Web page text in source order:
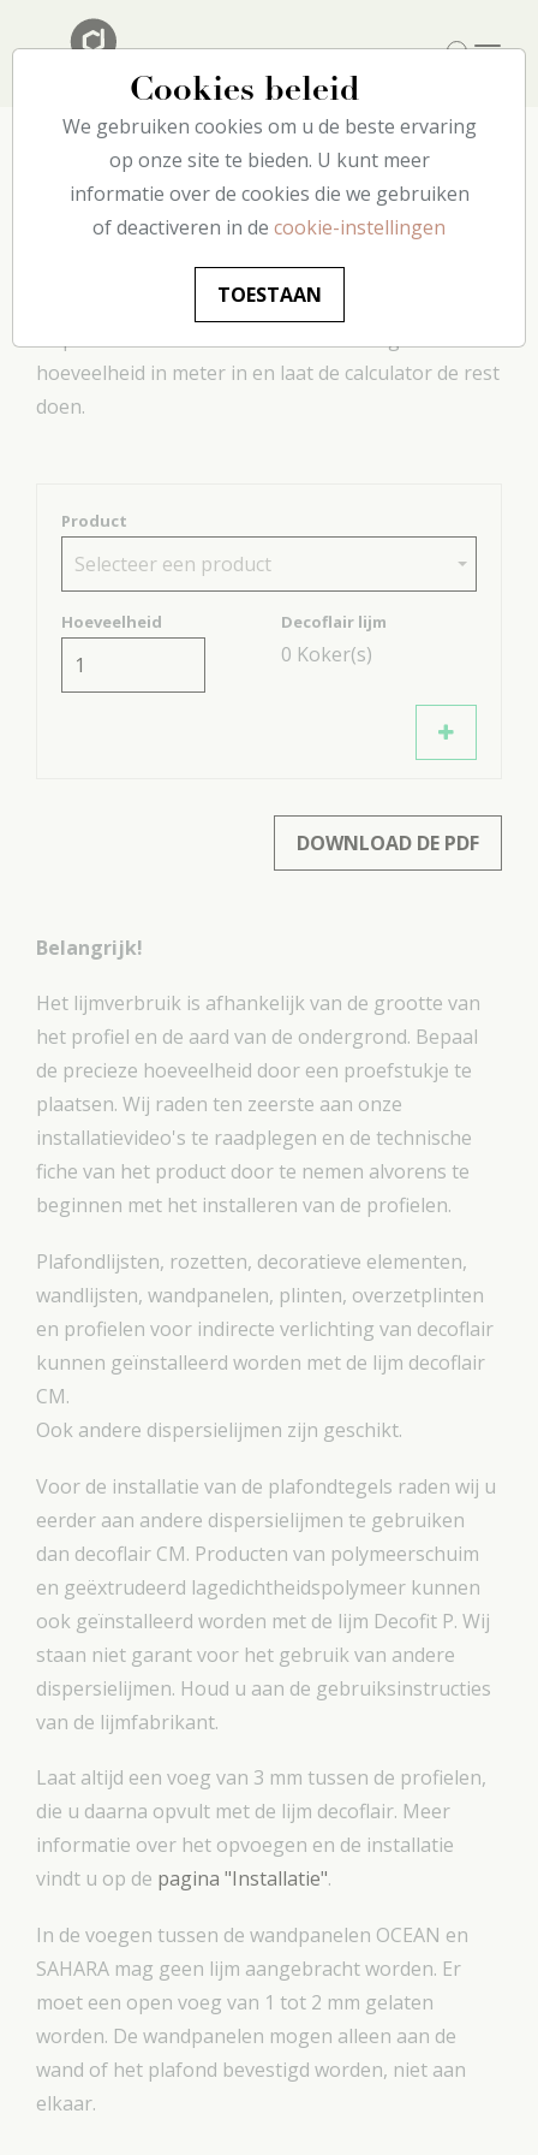
Lijmverbruik
Deze praktische tool berekent hoeveel lijm u nodig
hebt om uw projecten te realiseren. Voer gewoon
hoeveelheid in meter in en laat de calculator de rest
doen.
Product
Selecteer een product
Hoeveelheid Decoflair lijm
0 Koker(s)
DOWNLOAD DE PDF
Belangrijk!
Het lijmverbruik is afhankelijk van de grootte van
het profiel en de aard van de ondergrond. Bepaal
de precieze hoeveelheid door een proefstukje te
plaatsen. Wij raden ten zeerste aan onze
installatievideo's te raadplegen en de technische
fiche van het product door te nemen alvorens te
beginnen met het installeren van de profielen.
Plafondlijsten, rozetten, decoratieve elementen,
wandlijsten, wandpanelen, plinten, overzetplinten
en profielen voor indirecte verlichting van decoflair
kunnen geïnstalleerd worden met de lijm decoflair
CM.
Ook andere dispersielijmen zijn geschikt.
Voor de installatie van de plafondtegels raden wij u
eerder aan andere dispersielijmen te gebruiken
dan decoflair CM. Producten van polymeerschuim
en geëxtrudeerd lagedichtheidspolymeer kunnen
ook geïnstalleerd worden met de lijm Decofit P. Wij
staan niet garant voor het gebruik van andere
dispersielijmen. Houd u aan de gebruiksinstructies
van de lijmfabrikant.
Laat altijd een voeg van 3 mm tussen de profielen,
die u daarna opvult met de lijm decoflair. Meer
informatie over het opvoegen en de installatie
vindt u op de pagina "Installatie".
In de voegen tussen de wandpanelen OCEAN en
SAHARA mag geen lijm aangebracht worden. Er
moet een open voeg van 1 tot 2 mm gelaten
worden. De wandpanelen mogen alleen aan de
wand of het plafond bevestigd worden, niet aan
elkaar.
Cookies beleid
We gebruiken cookies om u de beste ervaring
op onze site te bieden. U kunt meer
informatie over de cookies die we gebruiken
of deactiveren in de cookie-instellingen
TOESTAAN